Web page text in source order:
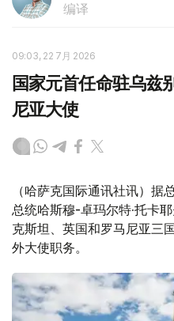
编译
09:03, 22 7月 2026
国家元首任命驻乌兹
尼亚大使
（哈萨克国际通讯社讯）据
总统哈斯穆-卓玛尔特·托卡
克斯坦、英国和罗马尼亚三
外大使职务。